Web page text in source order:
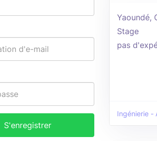
Yaoundé,
Stage
pas
Ingénierie -